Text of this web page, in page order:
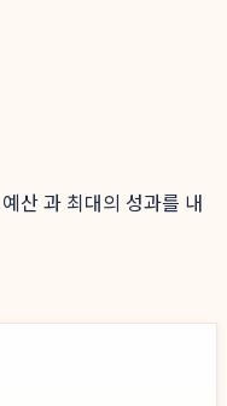
산 과 최대의 성과를 내